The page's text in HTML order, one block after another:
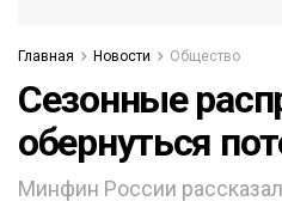
Главная Новости Общество
Сезонные
обернуться
Минфин России